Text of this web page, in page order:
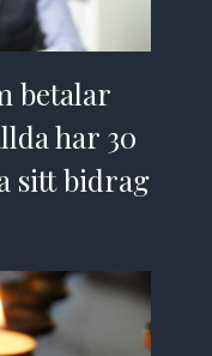
betalar
har 30
sitt bidrag